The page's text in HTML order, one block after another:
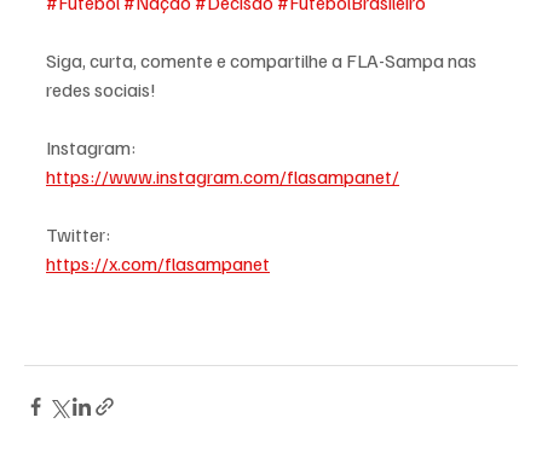
Siga, curta, comente e compartilhe a FLA-Sampa nas
redes sociais!
Instagram:
https://www.instagram.com/flasampanet/
Twitter:
https://x.com/flasampanet